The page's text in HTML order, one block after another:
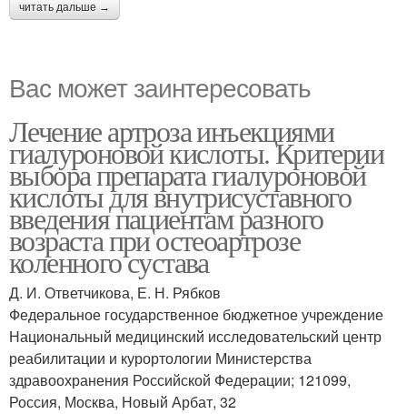
читать дальше →
Вас может заинтересовать
Лечение артроза инъекциями
гиалуроновой кислоты. Критерии
выбора препарата гиалуроновой
кислоты для внутрисуставного
введения пациентам разного
возраста при остеоартрозе
коленного сустава
Д. И. Ответчикова, Е. Н. Рябков
Федеральное государственное бюджетное учреждение
Национальный медицинский исследовательский центр
реабилитации и курортологии Министерства
здравоохранения Российской Федерации; 121099,
Россия, Москва, Новый Арбат, 32